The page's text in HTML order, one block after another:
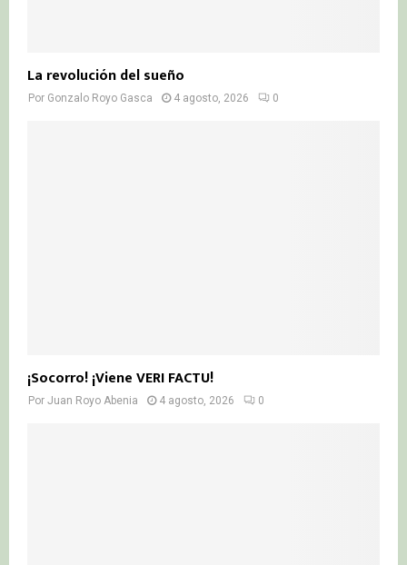
La revolución del sueño
Por Gonzalo Royo Gasca 4 agosto, 2026 0
¡Socorro! ¡Viene VERI FACTU!
Por Juan Royo Abenia 4 agosto, 2026 0